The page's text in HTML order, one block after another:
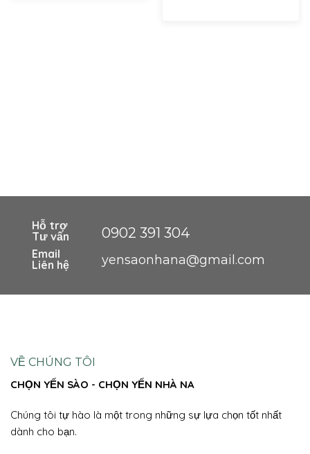
Hỗ trợ
Tư vấn
0902 391 304
Email
Liên hệ
yensaonhana@gmail.com
VỀ CHÚNG TÔI
CHỌN YẾN SÀO - CHỌN YẾN NHÀ NA
Chúng tôi tự hào là một trong những sự lựa chọn tốt nhất
dành cho bạn.